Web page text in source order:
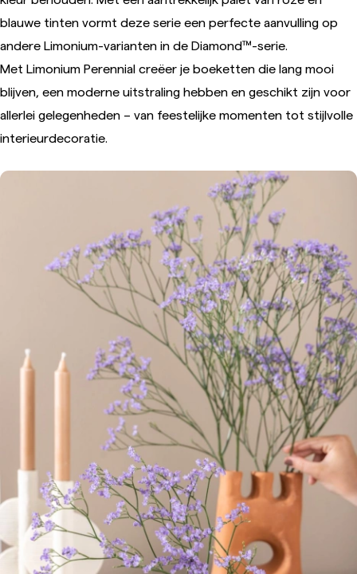
blauwe tinten vormt deze serie een perfecte aanvulling op
andere Limonium-varianten in de Diamond™-serie.
Met Limonium Perennial creëer je boeketten die lang mooi
blijven, een moderne uitstraling hebben en geschikt zijn voor
allerlei gelegenheden – van feestelijke momenten tot stijlvolle
interieurdecoratie.